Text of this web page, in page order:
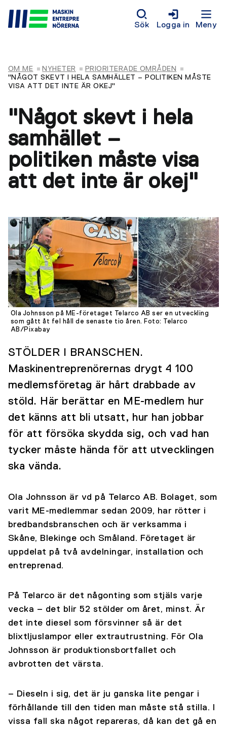
Sök Logga in Meny
OM ME NYHETER
PRIORITERADE OMRÅDEN
"NÅGOT SKEVT I HELA SAMHÄLLET – POLITIKEN MÅSTE
VISA ATT DET INTE ÄR OKEJ"
"Något skevt i hela
samhället –
politiken måste visa
att det inte är okej"
Ola Johnsson på ME-företaget Telarco AB ser en utveckling
som gått åt fel håll de senaste tio åren. Foto: Telarco
AB/Pixabay
STÖLDER I BRANSCHEN.
Maskinentreprenörernas drygt 4 100
medlemsföretag är hårt drabbade av
stöld. Här berättar en ME-medlem hur
det känns att bli utsatt, hur han jobbar
för att försöka skydda sig, och vad han
tycker måste hända för att utvecklingen
ska vända.
Ola Johnsson är vd på Telarco AB. Bolaget, som
varit ME-medlemmar sedan 2009, har rötter i
bredbandsbranschen och är verksamma i
Skåne, Blekinge och Småland. Företaget är
uppdelat på två avdelningar, installation och
entreprenad.
På Telarco är det någonting som stjäls varje
vecka – det blir 52 stölder om året, minst. Är
det inte diesel som försvinner så är det
blixtljuslampor eller extrautrustning. För Ola
Johnsson är produktionsbortfallet och
avbrotten det värsta.
– Dieseln i sig, det är ju ganska lite pengar i
förhållande till den tiden man måste stå stilla. I
vissa fall ska något repareras, då kan det gå en